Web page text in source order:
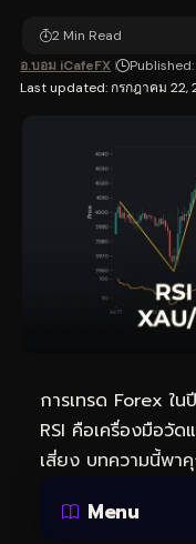
Last updated: กรกฎาคม 22,
อ.บอม iCafeFX
2 Min Read
การเทรด Forex ใ
RSI คือเครื่องมือวัด
เสี่ยง บทความนี้พา
Menu